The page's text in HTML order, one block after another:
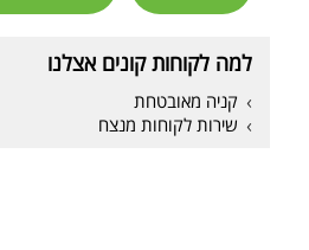
למה לקוחות קונים אצלנו
קניה מאובטחת
שירות לקוחות מנצח